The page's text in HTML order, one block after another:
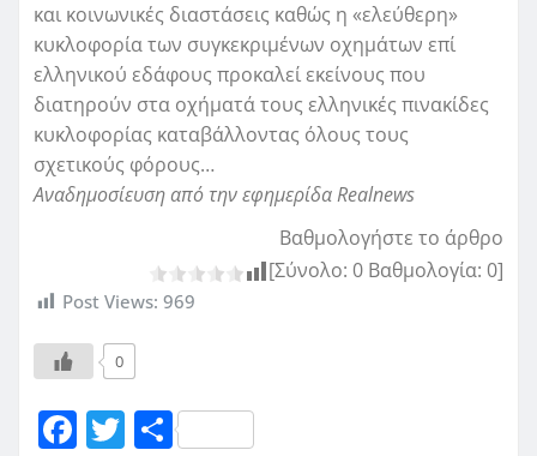
και κοινωνικές διαστάσεις καθώς η «ελεύθερη»
κυκλοφορία των συγκεκριμένων οχημάτων επί
ελληνικού εδάφους προκαλεί εκείνους που
διατηρούν στα οχήματά τους ελληνικές πινακίδες
κυκλοφορίας καταβάλλοντας όλους τους
σχετικούς φόρους…
Αναδημοσίευση από την εφημερίδα Realnews
Βαθμολογήστε το άρθρο
[Σύνολο: 0 Βαθμολογία: 0]
Post Views: 969
0
F T Μ